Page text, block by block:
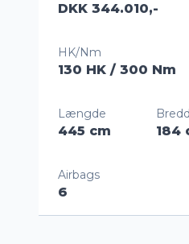
DKK 344.010,-
HK/Nm
130 HK / 300 Nm
Længde
445 cm 184
Airbags
6